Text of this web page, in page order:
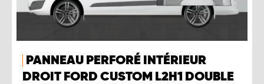
PANNEAU PERFORÉ INTÉRIEUR
DROIT FORD CUSTOM L2H1 DOUBLE